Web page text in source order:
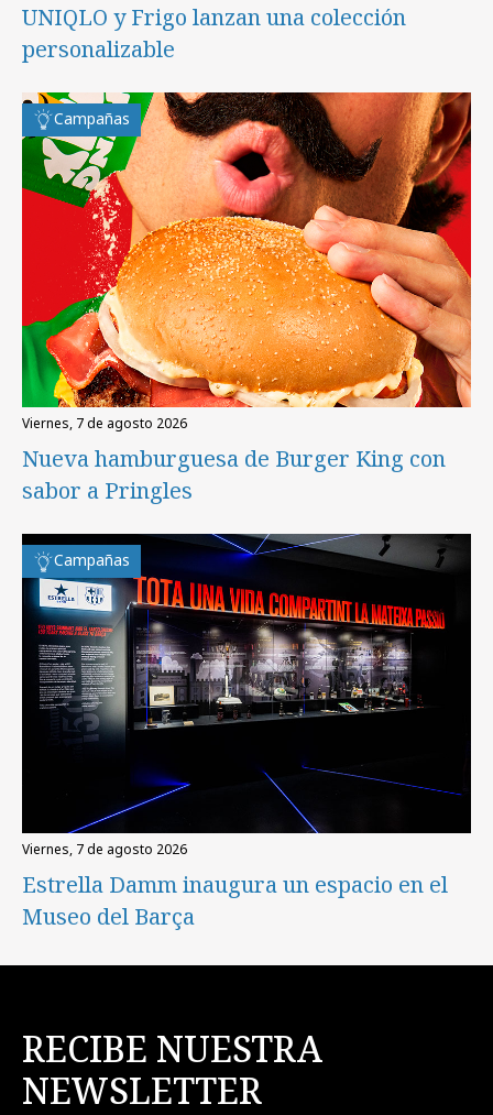
UNIQLO y Frigo lanzan una colección
personalizable
Campañas
viernes, 7 de agosto 2026
Nueva hamburguesa de Burger King con
sabor a Pringles
Campañas
viernes, 7 de agosto 2026
Estrella Damm inaugura un espacio en el
Museo del Barça
RECIBE NUESTRA
NEWSLETTER